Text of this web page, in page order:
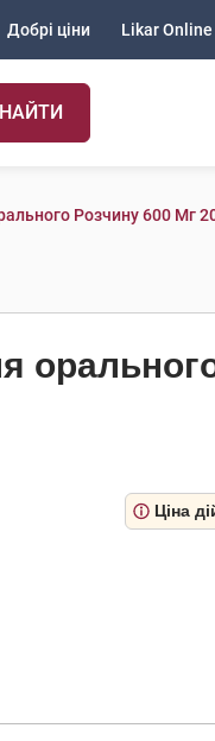
Добрі ціни Likar Online
Розчину 600 Мг
Ціна